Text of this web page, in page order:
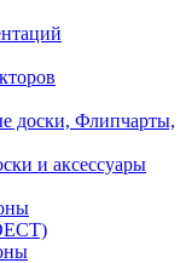
доски, Флипчарты,
и аксессуары